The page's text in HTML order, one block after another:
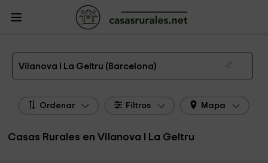
Casas Rurales
Barcelona
Casas Rurales Vilanova I La Geltru
Las 3 mejores casas rurales en Vilanova I La Geltru de 2026
Vilanova I La Geltru (Barcelona)
Ordenar Filtros Mapa
Casas Rurales en Vilanova I La Geltru